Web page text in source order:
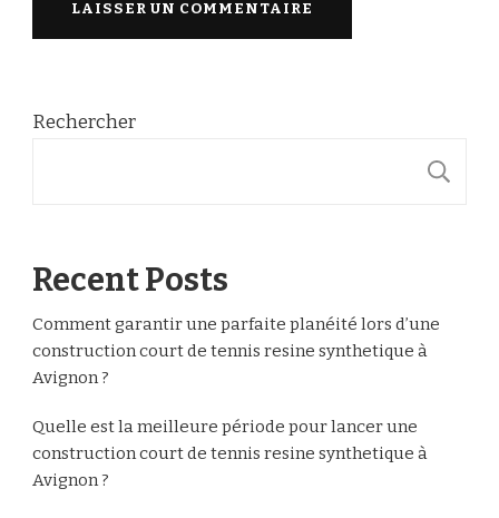
Rechercher
Recent Posts
Comment garantir une parfaite planéité lors d’une
construction court de tennis resine synthetique à
Avignon ?
Quelle est la meilleure période pour lancer une
construction court de tennis resine synthetique à
Avignon ?